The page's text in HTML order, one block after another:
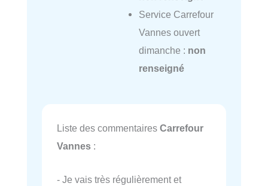
Service Carrefour
Vannes ouvert
dimanche : non
renseigné
Liste des commentaires Carrefour
Vannes :
- Je vais très régulièrement et